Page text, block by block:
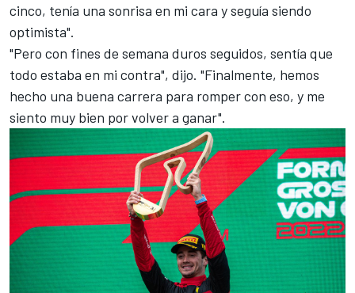
cinco, tenía una sonrisa en mi cara y seguía siendo
optimista".
"Pero con fines de semana duros seguidos, sentía que
todo estaba en mi contra", dijo. "Finalmente, hemos
hecho una buena carrera para romper con eso, y me
siento muy bien por volver a ganar".